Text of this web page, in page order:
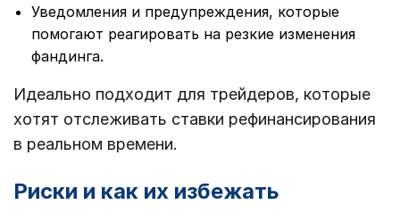
Уведомления и предупреждения, которые
помогают реагировать на резкие изменения
фандинга.
Идеально подходит для трейдеров, которые
хотят отслеживать ставки рефинансирования
в реальном времени.
Риски и как их избежать